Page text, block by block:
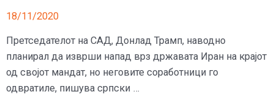
18/11/2020
Претседателот на САД, Донлад Трамп, наводно
планирал да изврши напад врз државата Иран на крајот
од својот мандат, но неговите соработници го
одвратиле, пишува српски …